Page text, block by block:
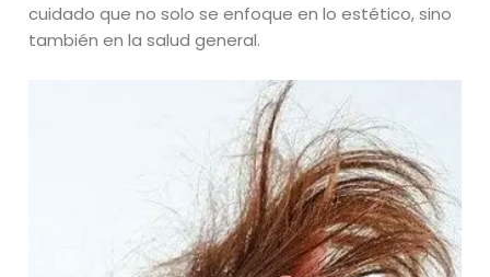
cuidado que no solo se enfoque en lo estético, sino
también en la salud general.